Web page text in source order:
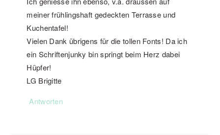
meiner frühlingshaft gedeckten Terrasse und
Kuchentafel!
Vielen Dank übrigens für die tollen Fonts! Da ich
ein Schriftenjunky bin springt beim Herz dabei
Hüpfer!
LG Brigitte
Antworten